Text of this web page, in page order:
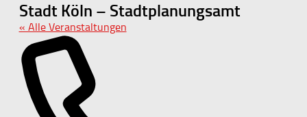
Stadt Köln – Stadtplanungsamt
« Alle Veranstaltungen